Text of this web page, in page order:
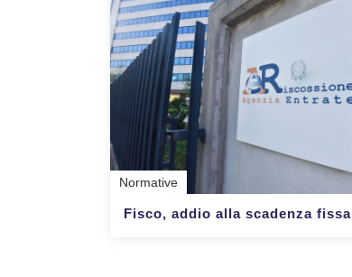
Normative
Fisco, addio alla scadenza fissa